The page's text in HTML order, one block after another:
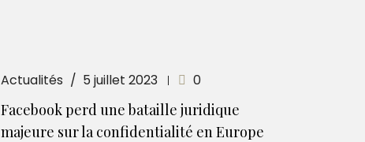
Actualités 5 juillet 2023 0
Facebook perd une bataille juridique
majeure sur la confidentialité en Europe